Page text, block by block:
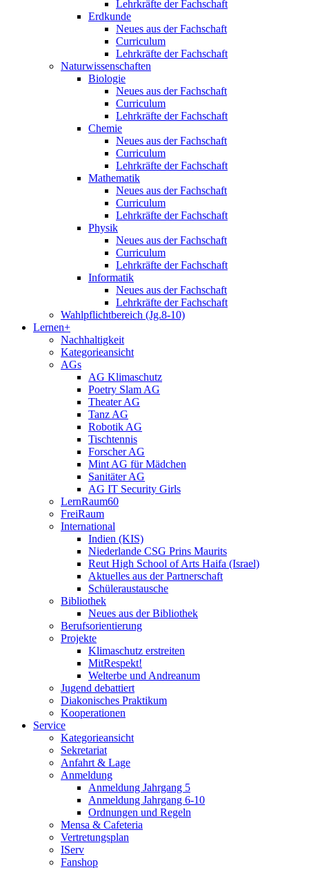
Lehrkräfte der Fachschaft
Erdkunde
Neues aus der Fachschaft
Curriculum
Lehrkräfte der Fachschaft
Naturwissenschaften
Biologie
Neues aus der Fachschaft
Curriculum
Lehrkräfte der Fachschaft
Chemie
Neues aus der Fachschaft
Curriculum
Lehrkräfte der Fachschaft
Mathematik
Neues aus der Fachschaft
Curriculum
Lehrkräfte der Fachschaft
Physik
Neues aus der Fachschaft
Curriculum
Lehrkräfte der Fachschaft
Informatik
Neues aus der Fachschaft
Lehrkräfte der Fachschaft
Wahlpflichtbereich (Jg.8-10)
Lernen+
Nachhaltigkeit
Kategorieansicht
AGs
AG Klimaschutz
Poetry Slam AG
Theater AG
Tanz AG
Robotik AG
Tischtennis
Forscher AG
Mint AG für Mädchen
Sanitäter AG
AG IT Security Girls
LernRaum60
FreiRaum
International
Indien (KIS)
Niederlande CSG Prins Maurits
Reut High School of Arts Haifa (Israel)
Aktuelles aus der Partnerschaft
Schüleraustausche
Bibliothek
Neues aus der Bibliothek
Berufsorientierung
Projekte
Klimaschutz erstreiten
MitRespekt!
Welterbe und Andreanum
Jugend debattiert
Diakonisches Praktikum
Kooperationen
Service
Kategorieansicht
Sekretariat
Anfahrt & Lage
Anmeldung
Anmeldung Jahrgang 5
Anmeldung Jahrgang 6-10
Ordnungen und Regeln
Mensa & Cafeteria
Vertretungsplan
IServ
Fanshop